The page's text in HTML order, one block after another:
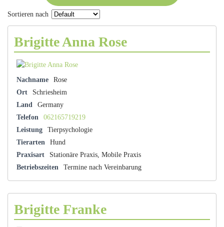
Sortieren nach
Brigitte Anna Rose
Nachname
Rose
Ort
Schriesheim
Land
Germany
Telefon
062165719219
Leistung
Tierpsychologie
Tierarten
Hund
Praxisart
Stationäre Praxis, Mobile Praxis
Betriebszeiten
Termine nach Vereinbarung
Brigitte Franke